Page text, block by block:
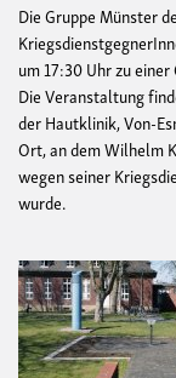
Die Gruppe Münster
um 17:30 Uhr zu
Die Veranstaltung
der Hautklinik, Von-
Ort, an dem Wilhelm
wegen seiner
wurde.